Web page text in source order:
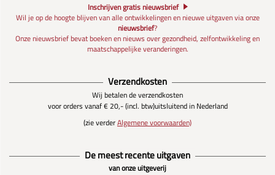
Inschrijven gratis nieuwsbrief
Wil je op de hoogte blijven van alle ontwikkelingen en nieuwe uitgaven via onze
nieuwsbrief?
Onze nieuwsbrief bevat boeken en nieuws over gezondheid, zelfontwikkeling en
maatschappelijke veranderingen.
Verzendkosten
Wij betalen de verzendkosten
voor orders vanaf € 20,- (incl. btw)uitsluitend in Nederland
(zie verderAlgemene voorwaarden)
De meest recente uitgaven
van onze uitgeverij